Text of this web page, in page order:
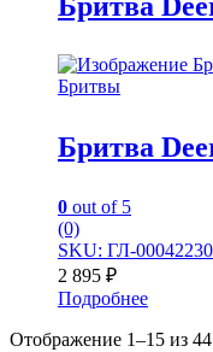
Бритвы
Бритва
0 out of 5
(0)
SKU: ГЛ-00042230
2 895 ₽
Подробнее
Отображение 1–15 из 44